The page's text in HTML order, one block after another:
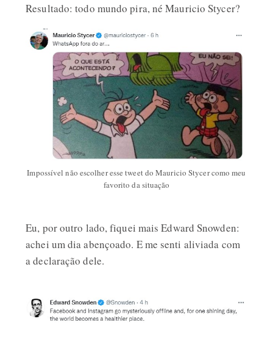
Resultado: todo mundo pira, né Mauricio Stycer?
Impossível não escolher esse tweet do Mauricio Stycer como meu
favorito da situação
Eu, por outro lado, fiquei mais Edward Snowden:
achei um dia abençoado. E me senti aliviada com
a declaração dele.